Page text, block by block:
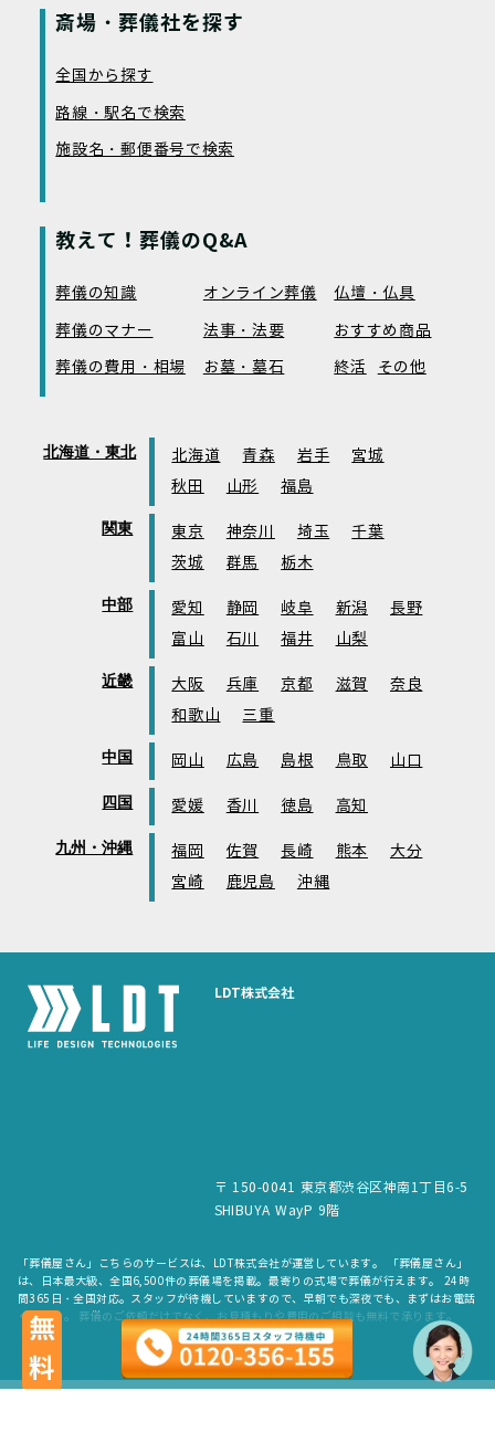
斎場・葬儀社を探す
全国から探す
路線・駅名で検索
施設名・郵便番号で検索
教えて！葬儀のQ&A
葬儀の知識 オンライン葬儀
仏壇・仏具
葬儀のマナー
法事・法要
おすすめ商品
葬儀の費用・相場
お墓・墓石 終活 その他
北海道・東北 北海道 青森 岩手
宮城
秋田
山形 福島
関東 東京 神奈川 埼玉
千葉
茨城
群馬 栃木
中部 愛知 静岡 岐阜 新潟
長野
富山
石川 福井 山梨
近畿 大阪 兵庫 京都 滋賀
奈良
和歌山
三重
中国 岡山 広島 島根 鳥取 山口
四国 愛媛 香川 徳島 高知
九州・沖縄 福岡 佐賀 長崎 熊本
大分
宮崎
鹿児島 沖縄
LDT株式会社
〒 150-0041 東京都渋谷区神南1丁目6-5
SHIBUYA WayP 9階
「葬儀屋さん」こちらのサービスは、LDT株式会社が運営しています。 「葬儀屋さん」
は、日本最大級、全国6,500件の葬儀場を掲載。最寄りの式場で葬儀が行えます。 24時
間365日・全国対応。スタッフが待機していますので、早朝でも深夜でも、まずはお電話
ください。 葬儀のご依頼だけでなく、お見積もりや費用のご相談も無料で承ります。
copyright © LDT.Co.Ltd. All Rights Reserved.
無料